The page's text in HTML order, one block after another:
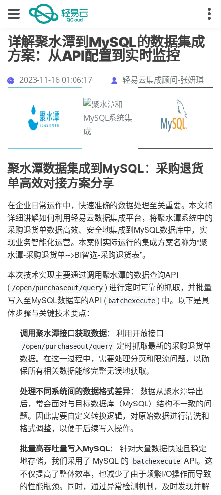
详解聚水潭到MySQL的数据集成
方案：从API配置到实时监控
2023-11-16 01:06:17 轻易云集成顾问-张妍琪
聚水潭数据集成到MySQL：采购退货
单高效对接方案分享
在企业日常运作中，快速准确的数据处理至关重要。本文将
详细讲解如何利用轻易云数据集成平台，将聚水潭系统中的
采购退货单数据高效、安全地集成到MySQL数据库中，实
现业务智能化运营。本案例实际运行的集成方案名称为“聚
水潭-采购退货单-->BI智选-采购退货表”。
本次技术实现主要通过调用聚水潭的数据查询API
( /open/purchaseout/query ) 进行定时可靠的抓取，并批量
写入至MySQL数据库的API ( batchexecute ) 中。以下是具
体步骤与关键技术要点：
调用聚水潭接口获取数据： 利用开放接口
/open/purchaseout/query 定时抓取最新的采购退货单
数据。在这一过程中，需要处理分页和限流问题，以确
保所有相关数据能够完整无误地获取。
处理不同系统间的数据格式差异： 数据从聚水潭导出
后，常会面对与目标数据库（MySQL）结构不一致的问
题。因此需要自定义转换逻辑，对原始数据进行清洗和
格式调整，以便于后续写入操作。
批量高吞吐量写入MySQL： 针对大量数据快速且稳定
地存储，我们采用了 MySQL 的
batchexecute API。这
不仅提高了整体效率，也减少了由于频繁I/O操作而导致
的性能瓶颈。同时，通过异常检测机制，及时发现并解